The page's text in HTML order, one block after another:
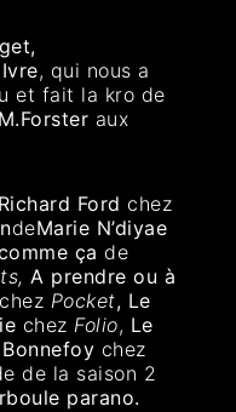
, qui nous a
et fait la kro de
aux
Richard Ford chez
deMarie N’diyae
ça de
A prendre ou à
chez Pocket, Le
chezFolio, Le
chez
de la saison 2
parano.